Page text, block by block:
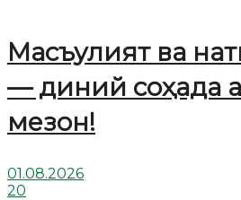
Масъулият ва
— диний соҳада
мезон!
01.08.2026
20